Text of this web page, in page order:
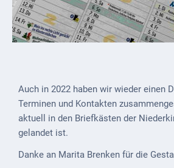
Infrastruktur
und
Versorgung
Abfallentsorgung
Energieversorgung
Breitbandausbau/
Telekommunikation
Auch in 2022 haben wir wieder einen
Terminen und Kontakten
aktuell in den Briefkästen der
gelandet ist.
Danke an Marita Brenken für die